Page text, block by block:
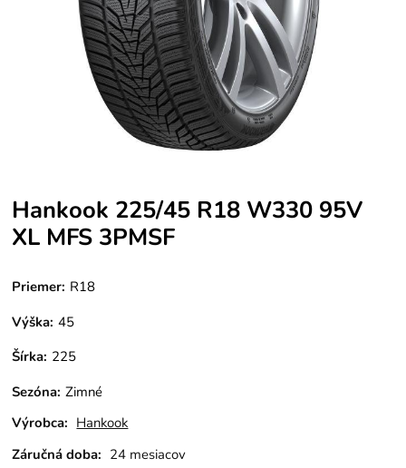
Hankook 225/45 R18 W330 95V
XL MFS 3PMSF
Priemer: R18
Výška: 45
Šírka: 225
Sezóna: Zimné
Výrobca: Hankook
Záručná doba: 24 mesiacov